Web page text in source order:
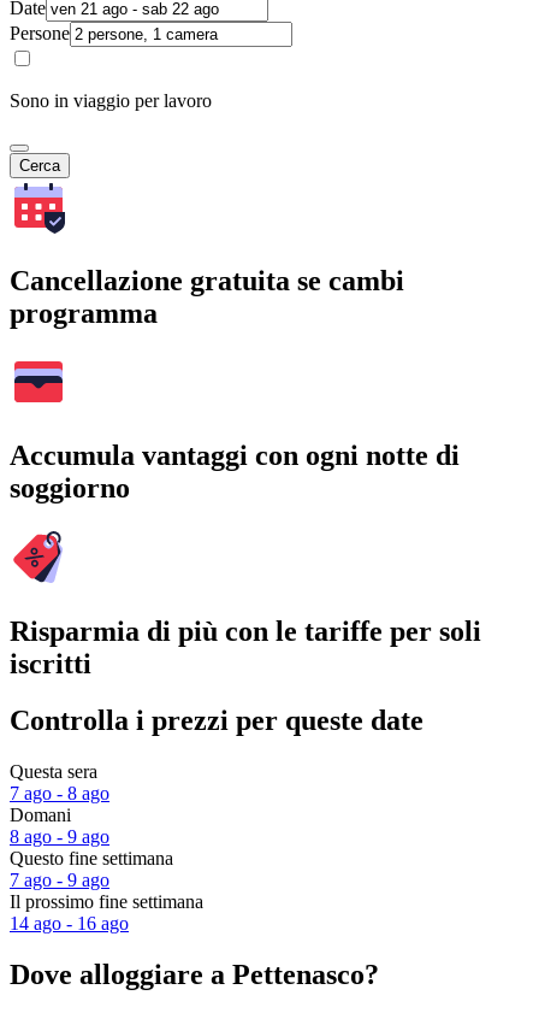
Date
Persone
Sono in viaggio per lavoro
Cerca
Cancellazione gratuita se cambi
programma
Accumula vantaggi con ogni notte di
soggiorno
Risparmia di più con le tariffe per soli
iscritti
Controlla i prezzi per queste date
Questa sera
7 ago - 8 ago
Domani
8 ago - 9 ago
Questo fine settimana
7 ago - 9 ago
Il prossimo fine settimana
14 ago - 16 ago
Dove alloggiare a Pettenasco?